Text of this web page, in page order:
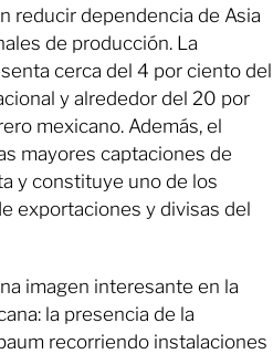
reducir dependencia de Asia
de producción. La
cerca del 4 por ciento del
y alrededor del 20 por
mexicano. Además, el
mayores captaciones de
y constituye uno de los
exportaciones y divisas del
imagen interesante en la
la presencia de la
recorriendo instalaciones